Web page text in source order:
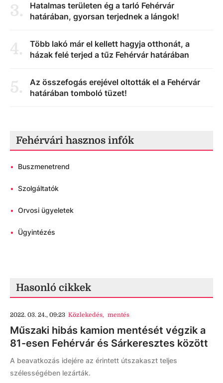
3.
Hatalmas területen ég a tarló Fehérvár
határában, gyorsan terjednek a lángok!
4.
Több lakó már el kellett hagyja otthonát, a
házak felé terjed a tűz Fehérvár határában
5.
Az összefogás erejével oltották el a Fehérvár
határában tomboló tüzet!
Fehérvári hasznos infók
• Buszmenetrend
• Szolgáltatók
• Orvosi ügyeletek
• Ügyintézés
Hasonló cikkek
2022. 03. 24., 09:23 Közlekedés, mentés
Műszaki hibás kamion mentését végzik a
81-esen Fehérvár és Sárkeresztes között
A beavatkozás idejére az érintett útszakaszt teljes
szélességében lezárták.